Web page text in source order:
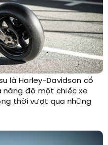
là Harley-Davidson cổ
năng độ một chiếc xe
thời vượt qua những